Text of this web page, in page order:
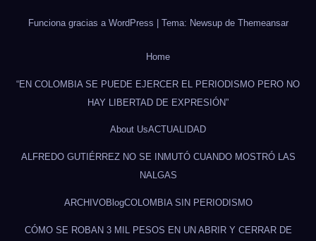
Funciona gracias a WordPress | Tema: Newsup de Themeansar
Home
“EN COLOMBIA SE PUEDE EJERCER EL PERIODISMO PERO NO
HAY LIBERTAD DE EXPRESIÓN”
About UsACTUALIDAD
ALFREDO GUTIÉRREZ NO SE INMUTÓ CUANDO MOSTRÓ LAS
NALGAS
ARCHIVOBlogCOLOMBIA SIN PERIODISMO
CÓMO SE ROBAN 3 MIL PESOS EN UN ABRIR Y CERRAR DE